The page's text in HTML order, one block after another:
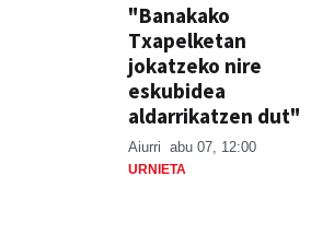
"Banakako
Txapelketan
jokatzeko nire
eskubidea
aldarrikatzen dut"
Aiurri abu 07, 12:00
URNIETA